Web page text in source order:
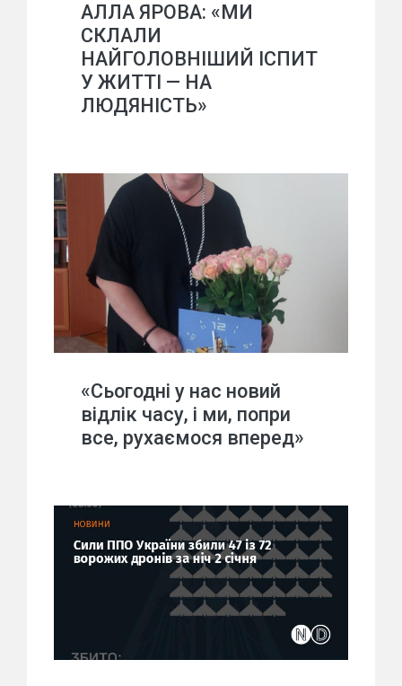
АЛЛА ЯРОВА: «МИ
СКЛАЛИ
НАЙГОЛОВНІШИЙ ІСПИТ
У ЖИТТІ — НА
ЛЮДЯНІСТЬ»
«Сьогодні у нас новий
відлік часу, і ми, попри
все, рухаємося вперед»